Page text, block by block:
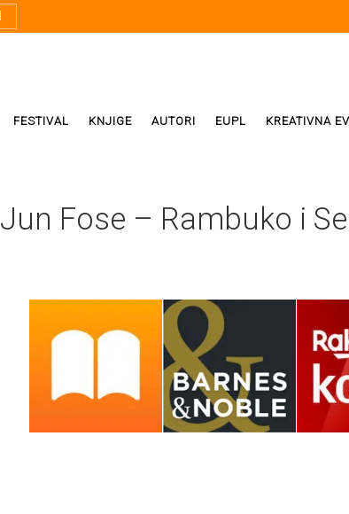
FESTIVAL KNJIGE AUTORI
Učesnici festivala
EUPL KREATIVNA
Jun Fose – Rambuko i